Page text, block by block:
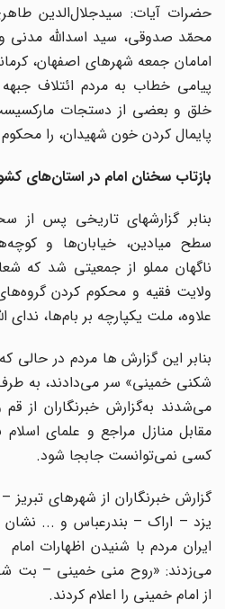
حضرات آیات: سیدجلال‌الدین
محمّد صدوقی، سید اسدالله مدنی
امامان جمعه‌ شهرهای اصفهان،
پیامی خطاب به مردم ائتلاف جبهه‌
خلق و بعضی از دستجات مارکسیست
پایمال کردن خون شهیدان، را محکوم
بازتاب سخنان امام در استان‌های کشور
بنابر گزارشهای تاریخی پس از
سطح میادین، خیابان‌ها و
ناگهان مملو از جمعیتی شد که
ولایت فقیه و محکوم کردن گروه‌های
علاوه، ملت یکپارچه بر بام‌ها، ندای
بنابر این گزارش ها مردم در حالی
شکنی خمینی» سر می‌دادند، به طرف
می‌شدند به‌گزارش خبرنگاران از قم
مقابل منازل مراجع و علمای
کسی نمی‌توانست جابجا شود.
گزارش خبرنگاران از شهرهای تبریز
یزد – اراک – بندرعباس و ... نشان
ایران مردم با شنیدن اظهارات امام
می‌زدند: «روح منی خمینی – بت
از امام خمینی را اعلام کردند.